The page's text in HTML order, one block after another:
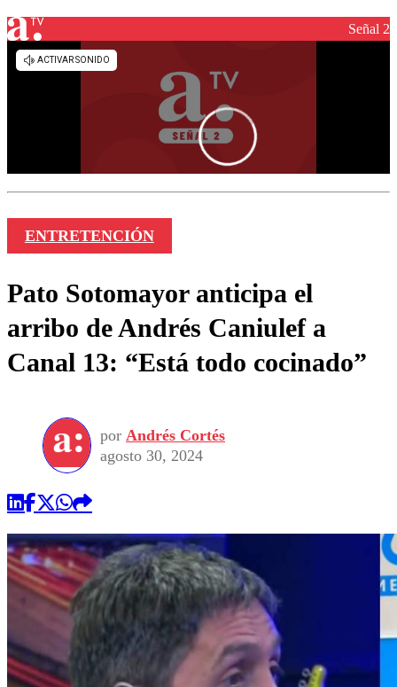
Señal 2
ENTRETENCIÓN
Pato Sotomayor anticipa el
arribo de Andrés Caniulef a
Canal 13: “Está todo cocinado”
por Andrés Cortés
agosto 30, 2024